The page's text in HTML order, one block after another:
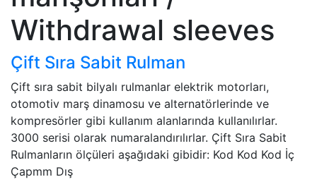
Withdrawal sleeves
Çift Sıra Sabit Rulman
Çift sıra sabit bilyalı rulmanlar elektrik motorları,
otomotiv marş dinamosu ve alternatörlerinde ve
kompresörler gibi kullanım alanlarında kullanılırlar.
3000 serisi olarak numaralandırılırlar. Çift Sıra Sabit
Rulmanların ölçüleri aşağıdaki gibidir: Kod Kod Kod İç
Çapmm Dış